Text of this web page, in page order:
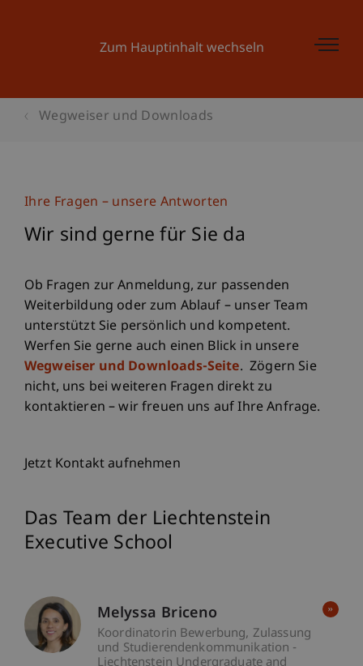
Zum Hauptinhalt wechseln
Wegweiser und Downloads
Ihre Fragen – unsere Antworten
Wir sind gerne für Sie da
Ob Fragen zur Anmeldung, zur passenden
Weiterbildung oder zum Ablauf – unser Team
unterstützt Sie persönlich und kompetent.
Werfen Sie gerne auch einen Blick in unsere
Wegweiser und Downloads-Seite. Zögern Sie
nicht, uns bei weiteren Fragen direkt zu
kontaktieren – wir freuen uns auf Ihre Anfrage.
Jetzt Kontakt aufnehmen
Das Team der Liechtenstein
Executive School
Melyssa Briceno
Koordinatorin Bewerbung, Zulassung
und Studierendenkommunikation -